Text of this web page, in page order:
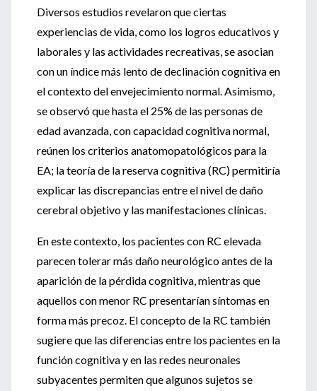
Diversos estudios revelaron que ciertas
experiencias de vida, como los logros educativos y
laborales y las actividades recreativas, se asocian
con un índice más lento de declinación cognitiva en
el contexto del envejecimiento normal. Asimismo,
se observó que hasta el 25% de las personas de
edad avanzada, con capacidad cognitiva normal,
reúnen los criterios anatomopatológicos para la
EA; la teoría de la reserva cognitiva (RC) permitiría
explicar las discrepancias entre el nivel de daño
cerebral objetivo y las manifestaciones clínicas.
En este contexto, los pacientes con RC elevada
parecen tolerar más daño neurológico antes de la
aparición de la pérdida cognitiva, mientras que
aquellos con menor RC presentarían síntomas en
forma más precoz. El concepto de la RC también
sugiere que las diferencias entre los pacientes en la
función cognitiva y en las redes neuronales
subyacentes permiten que algunos sujetos se